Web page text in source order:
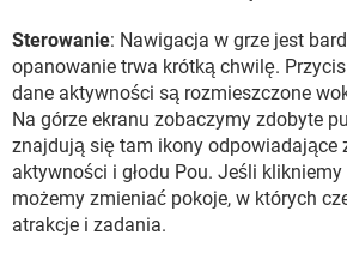
Sterowanie: Nawigacja w grze jest
opanowanie trwa krótką chwilę.
dane aktywności są rozmieszczone
Na górze ekranu zobaczymy zdobyte
znajdują się tam ikony odpowiadające
aktywności i głodu Pou. Jeśli klikniemy
możemy zmieniać pokoje, w których
atrakcje i zadania.